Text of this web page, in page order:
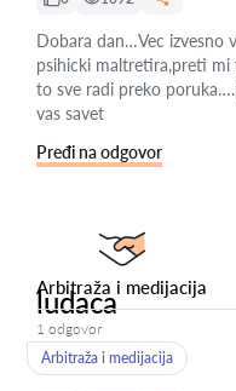
Dobara dan…Vec izvesno
psihicki maltretira,preti mi
to sve radi preko
vas savet
Pređi na odgovor
Arbitraža i medijacija
ludaca
1 odgovor
Arbitraža i medijacija